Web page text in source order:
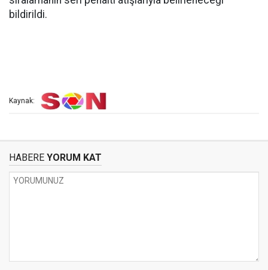
bildirildi.
Kaynak:
HABERE YORUM KAT